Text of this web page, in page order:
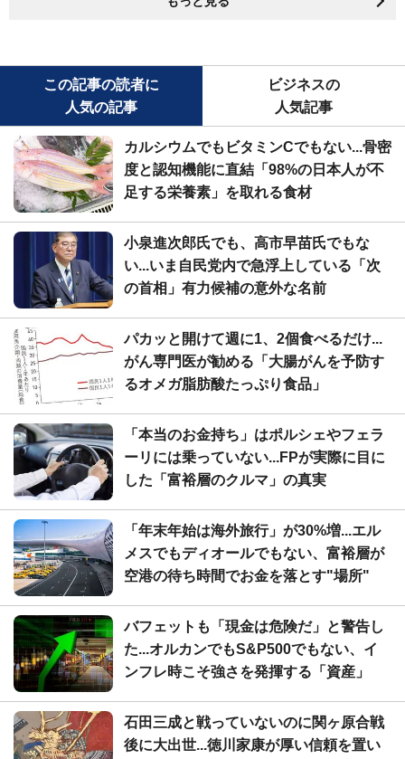
この記事の読者に
人気の記事
ビジネスの
人気記事
カルシウムでもビタミンCでもない...骨密
度と認知機能に直結「98%の日本人が不
足する栄養素」を取れる食材
小泉進次郎氏でも、高市早苗氏でもな
い...いま自民党内で急浮上している「次
の首相」有力候補の意外な名前
パカッと開けて週に1、2個食べるだけ...
がん専門医が勧める「大腸がんを予防す
るオメガ脂肪酸たっぷり食品」
「本当のお金持ち」はポルシェやフェラ
ーリには乗っていない...FPが実際に目に
した「富裕層のクルマ」の真実
「年末年始は海外旅行」が30%増...エル
メスでもディオールでもない、富裕層が
空港の待ち時間でお金を落とす"場所"
バフェットも「現金は危険だ」と警告し
た...オルカンでもS&P500でもない、イ
ンフレ時こそ強さを発揮する「資産」
石田三成と戦っていないのに関ヶ原合戦
後に大出世...徳川家康が厚い信頼を置い